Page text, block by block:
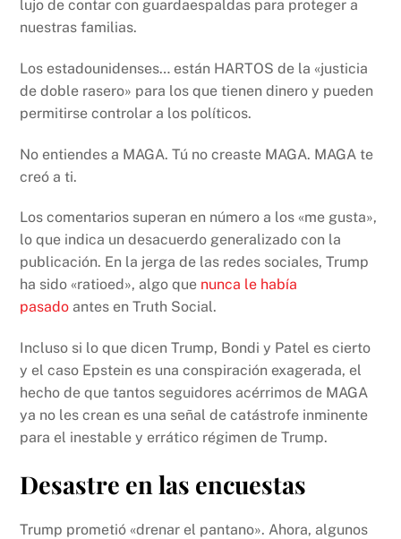
lujo de contar con guardaespaldas para proteger a
nuestras familias.
Los estadounidenses… están HARTOS de la «justicia
de doble rasero» para los que tienen dinero y pueden
permitirse controlar a los políticos.
No entiendes a MAGA. Tú no creaste MAGA. MAGA te
creó a ti.
Los comentarios superan en número a los «me gusta»,
lo que indica un desacuerdo generalizado con la
publicación. En la jerga de las redes sociales, Trump
ha sido «ratioed», algo que nunca le había
pasado antes en Truth Social.
Incluso si lo que dicen Trump, Bondi y Patel es cierto
y el caso Epstein es una conspiración exagerada, el
hecho de que tantos seguidores acérrimos de MAGA
ya no les crean es una señal de catástrofe inminente
para el inestable y errático régimen de Trump.
Desastre en las encuestas
Trump prometió «drenar el pantano». Ahora, algunos